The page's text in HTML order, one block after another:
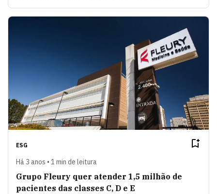
ESG
Há 3 anos • 1 min de leitura
Grupo Fleury quer atender 1,5 milhão de
pacientes das classes C, D e E